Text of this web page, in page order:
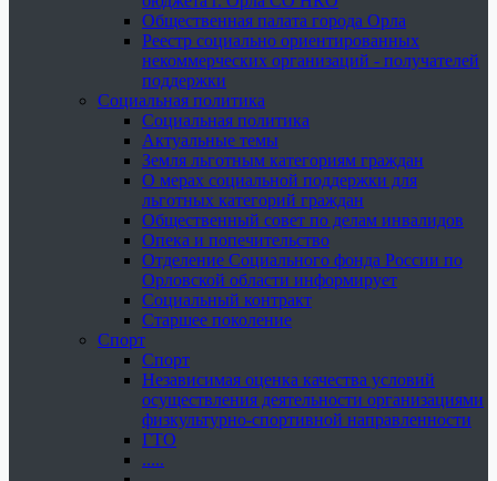
Общественная палата города Орла
Реестр социально ориентированных
некоммерческих организаций - получателей
поддержки
Социальная политика
Социальная политика
Актуальные темы
Земля льготным категориям граждан
О мерах социальной поддержки для
льготных категорий граждан
Общественный совет по делам инвалидов
Опека и попечительство
Отделение Социального фонда России по
Орловской области информирует
Социальный контракт
Старшее поколение
Спорт
Спорт
Независимая оценка качества условий
осуществления деятельности организациями
физкультурно-спортивной направленности
ГТО
.....